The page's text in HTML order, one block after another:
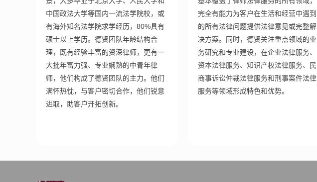
中国政法大学等国内一流法学院校，或
有海外知名法学院求学经历，80%具有
硕士以上学历。德贤团队年龄结构合
理，既有经验丰富的资深律师，更有一
大批年富力强、专业娴熟的中青年律
师，他们构成了德贤团队的主力。他们
满怀热忱，与客户密切合作，他们锐意
进取，助客户开拓创新。
完全有能力为客户在生活和经营中遇到
的所有法律问题提供法律意见或完整解
决方案。同时，德贤关注重点领域的业
务研究和专业建设，在企业法律服务、
资本法律服务、知识产权法律服务、民
商事诉讼仲裁法律服务和刑事案件法律
服务等领域形成特色和优势。